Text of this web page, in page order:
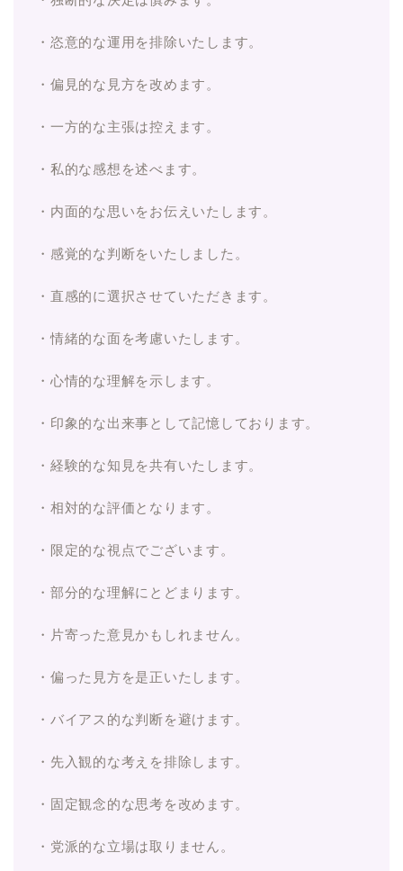
・恣意的な運用を排除いたします。
・偏見的な見方を改めます。
・一方的な主張は控えます。
・私的な感想を述べます。
・内面的な思いをお伝えいたします。
・感覚的な判断をいたしました。
・直感的に選択させていただきます。
・情緒的な面を考慮いたします。
・心情的な理解を示します。
・印象的な出来事として記憶しております。
・経験的な知見を共有いたします。
・相対的な評価となります。
・限定的な視点でございます。
・部分的な理解にとどまります。
・片寄った意見かもしれません。
・偏った見方を是正いたします。
・バイアス的な判断を避けます。
・先入観的な考えを排除します。
・固定観念的な思考を改めます。
・党派的な立場は取りません。